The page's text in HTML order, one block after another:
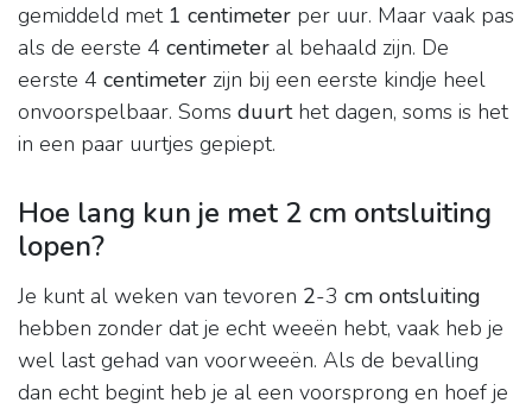
gemiddeld met 1 centimeter per uur. Maar vaak pas
als de eerste 4 centimeter al behaald zijn. De
eerste 4 centimeter zijn bij een eerste kindje heel
onvoorspelbaar. Soms duurthet dagen, soms is het
in een paar uurtjes gepiept.
Hoe lang kun je met 2 cm ontsluiting
lopen?
Je kunt al weken van tevoren 2-3 cm ontsluiting
hebben zonder dat je echt weeën hebt, vaak heb je
wel last gehad van voorweeën. Als de bevalling
dan echt begint heb je al een voorsprong en hoef je